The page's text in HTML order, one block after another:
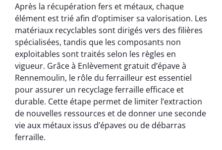
Après la récupération fers et métaux, chaque
élément est trié afin d’optimiser sa valorisation. Les
matériaux recyclables sont dirigés vers des filières
spécialisées, tandis que les composants non
exploitables sont traités selon les règles en
vigueur. Grâce à Enlèvement gratuit d’épave à
Rennemoulin, le rôle du ferrailleur est essentiel
pour assurer un recyclage ferraille efficace et
durable. Cette étape permet de limiter l’extraction
de nouvelles ressources et de donner une seconde
vie aux métaux issus d’épaves ou de débarras
ferraille.